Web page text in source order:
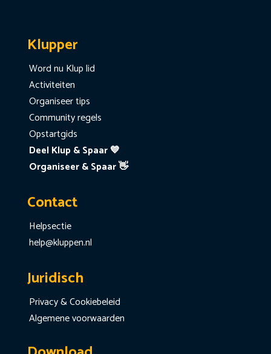
Klupper
Word nu Klup lid
Activiteiten
Organiseer tips
Community regels
Opstartgids
Deel Klup & Spaar 💙
Organiseer & Spaar 👋
Contact
Helpsectie
help@kluppen.nl
Juridisch
Privacy & Cookiebeleid
Algemene voorwaarden